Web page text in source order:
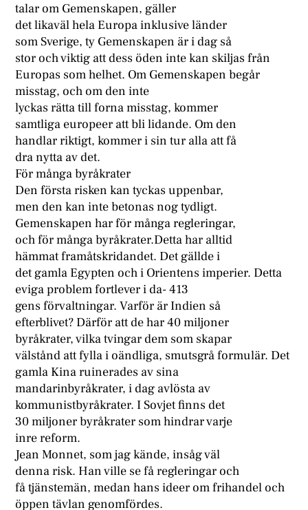
talar om Gemenskapen, gäller
det likaväl hela Europa inklusive länder
som Sverige, ty Gemenskapen är i dag så
stor och viktig att dess öden inte kan skiljas från
Europas som helhet. Om Gemenskapen begår
misstag, och om den inte
lyckas rätta till forna misstag, kommer
samtliga europeer att bli lidande. Om den
handlar riktigt, kommer i sin tur alla att få
dra nytta av det.
För många byråkrater
Den första risken kan tyckas uppenbar,
men den kan inte betonas nog tydligt.
Gemenskapen har för många regleringar,
och för många byråkrater.Detta har alltid
hämmat framåtskridandet. Det gällde i
det gamla Egypten och i Orientens imperier. Detta
eviga problem fortlever i da- 413
gens förvaltningar. Varför är Indien så
efterblivet? Därför att de har 40 miljoner
byråkrater, vilka tvingar dem som skapar
välstånd att fylla i oändliga, smutsgrå formulär. Det
gamla Kina ruinerades av sina
mandarinbyråkrater, i dag avlösta av
kommunistbyråkrater. I Sovjet finns det
30 miljoner byråkrater som hindrar varje
inre reform.
Jean Monnet, som jag kände, insåg väl
denna risk. Han ville se få regleringar och
få tjänstemän, medan hans ideer om frihandel och
öppen tävlan genomfördes.